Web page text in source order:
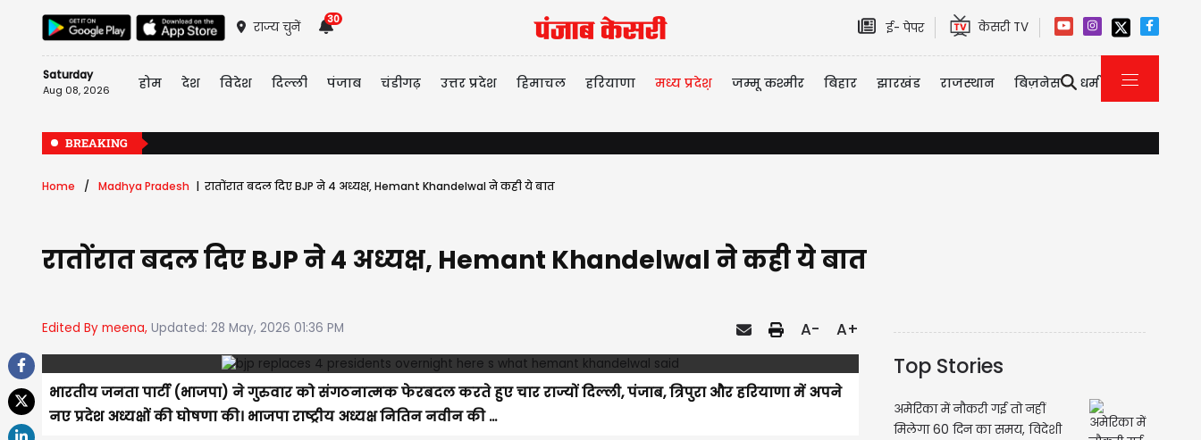
राज्य चुनें
30
ई- पेपर केसरी TV
Saturday
Aug 08, 2026 होम देश विदेश दिल्ली पंजाब चंडीगढ़ उत्तर प्रदेश हिमाचल हरियाणा मध्य प्रदेश़ जम्मू कश्मीर बिहार झारखंड राजस्थान बिज़नेस धर्म
BREAKING
Home Madhya Pradesh रातोंरात बदल दिए BJP ने 4 अध्यक्ष, Hemant Khandelwal ने कही ये बात
रातोंरात बदल दिए BJP ने 4 अध्यक्ष, Hemant Khandelwal ने कही ये बात
Edited By meena, Updated: 28 May, 2026 01:36 PM A- A+
भारतीय जनता पार्टी (भाजपा) ने गुरुवार को संगठनात्मक फेरबदल करते हुए चार राज्यों दिल्ली, पंजाब, त्रिपुरा और हरियाणा में अपने
नए प्रदेश अध्यक्षों की घोषणा की। भाजपा राष्ट्रीय अध्यक्ष नितिन नवीन की ...
Top Stories
अमेरिका में नौकरी गई तो नहीं
मिलेगा 60 दिन का समय, विदेशी